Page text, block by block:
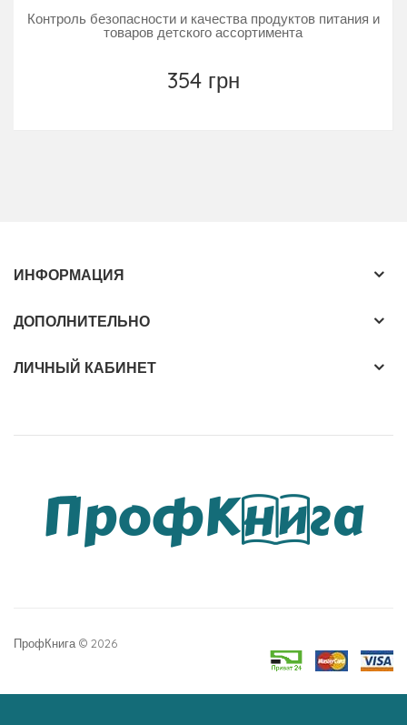
Контроль безопасности и качества продуктов питания и
товаров детского ассортимента
354 грн
ИНФОРМАЦИЯ
ДОПОЛНИТЕЛЬНО
ЛИЧНЫЙ КАБИНЕТ
ПрофКнига © 2026